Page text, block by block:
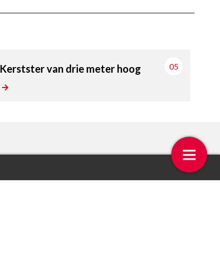
Even bellen met Jo van
Kerstster van drie meter hoog 05